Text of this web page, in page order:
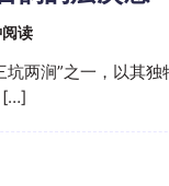
读
两涧”之一，以其
[…]